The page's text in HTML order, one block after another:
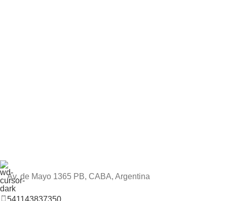
Av. de Mayo 1365 PB, CABA, Argentina
541143837350